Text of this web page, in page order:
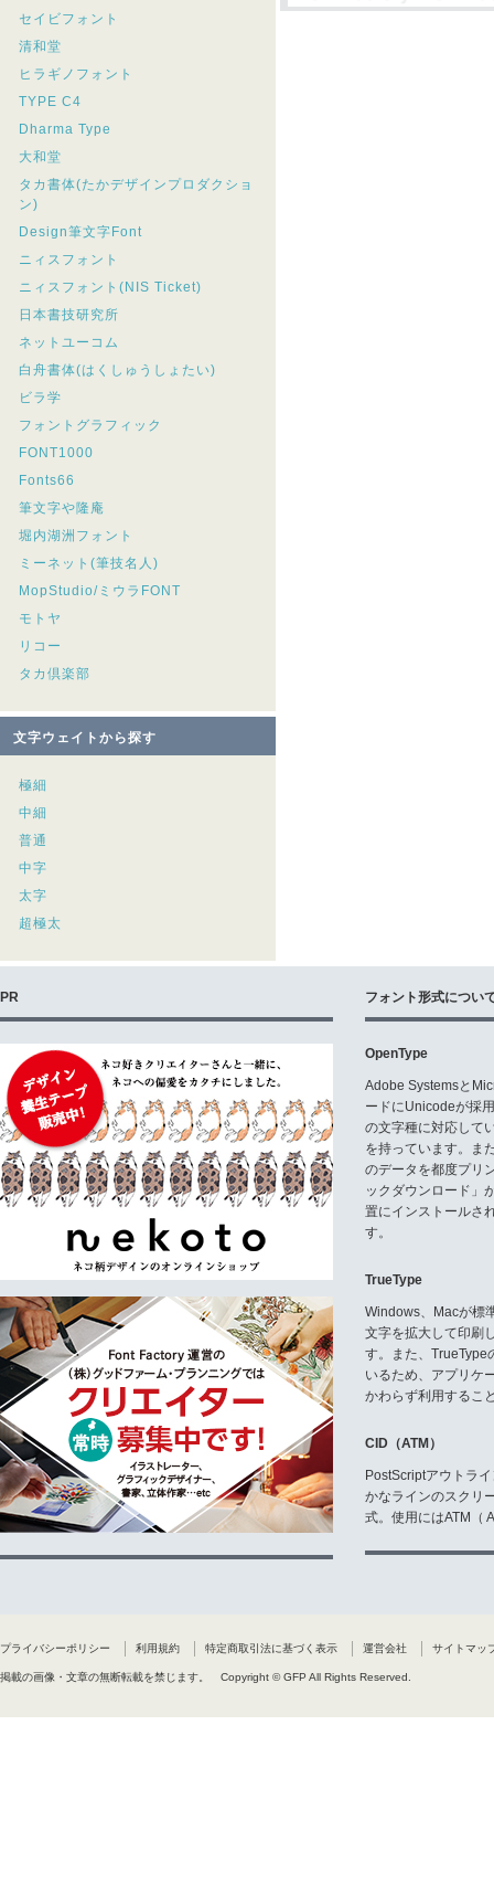
セイビフォント
清和堂
ヒラギノフォント
TYPE C4
Dharma Type
大和堂
タカ書体(たかデザインプロダクショ
ン)
Design筆文字Font
ニィスフォント
ニィスフォント(NIS Ticket)
日本書技研究所
ネットユーコム
白舟書体(はくしゅうしょたい)
ビラ学
フォントグラフィック
FONT1000
Fonts66
筆文字や隆庵
堀内湖洲フォント
ミーネット(筆技名人)
MopStudio/ミウラFONT
モトヤ
リコー
タカ倶楽部
文字ウェイトから探す
極細
中細
普通
中字
太字
超極太
PR フォント形式につい
OpenType
Adobe Systemsと
ードにUnicodeが採
の文字種に対応して
を持っています。ま
のデータを都度プリ
ックダウンロード」
置にインストールさ
す。
TrueType
Windows、Macが標
文字を拡大して印刷
す。また、TrueType
いるため、アプリケ
かわらず利用するこ
CID（ATM）
PostScriptアウトラ
かなラインのスクリ
式。使用にはATM（
プライバシーポリシー 利用規約 特定商取引法に基づく表示 運営会社 サイトマッ
掲載の画像・文章の無断転載を禁じます。 Copyright © GFP All Rights Reserved.